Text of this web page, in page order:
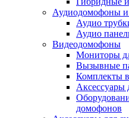
Аудиодомофоны и
Аудио
Аудио
Видеодомофоны
Мониторы
Вызывные
Комплекты
Аксессуары
домофонов